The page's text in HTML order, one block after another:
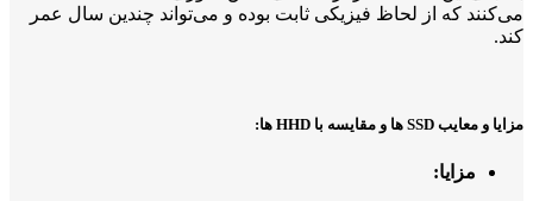
می‌کنند که از لحاظ فیزیکی ثابت بوده و می‌تواند چندین سال عمر
کند.
مزایا و معایب SSD ها و مقایسه با HHD ها:
مزایا: